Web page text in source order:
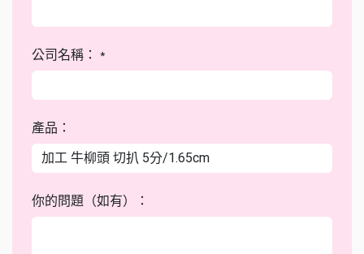
公司名稱： *
產品：
你的問題（如有）：